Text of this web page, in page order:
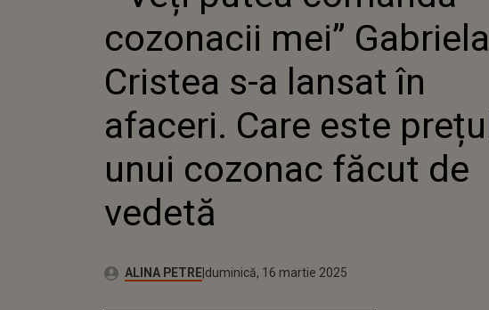
CRISTEA S-A LANSAT ÎN
AFACERI. CARE ESTE
PREȚUL UNUI
COZONAC FĂCUT DE
VEDETĂ
cozonacii mei” Gabriela
Cristea s-a lansat în
afaceri. Care este prețul
unui cozonac făcut de
vedetă
Autor:ALINA PETREPublicat:
sâmbătă, 16 martie 2024
Actualizat:
duminică, 16 martie 2025